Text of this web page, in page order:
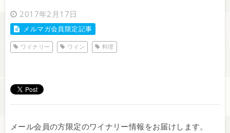
2017年2月17日
メルマガ会員限定記事
ワイナリー ワイン 料理
メール会員の方限定のワイナリー情報をお届けします。